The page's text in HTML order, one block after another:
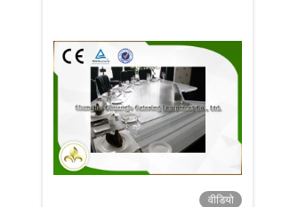
वीडियो